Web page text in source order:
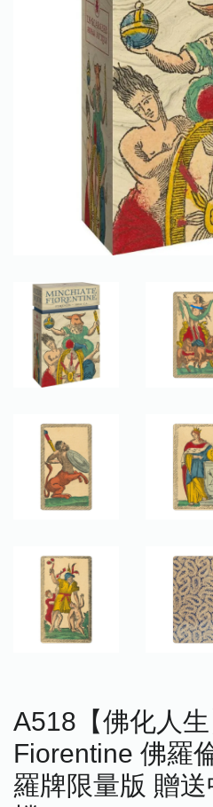
A518【佛化人
Fiorentine 佛羅
羅牌限量版 贈